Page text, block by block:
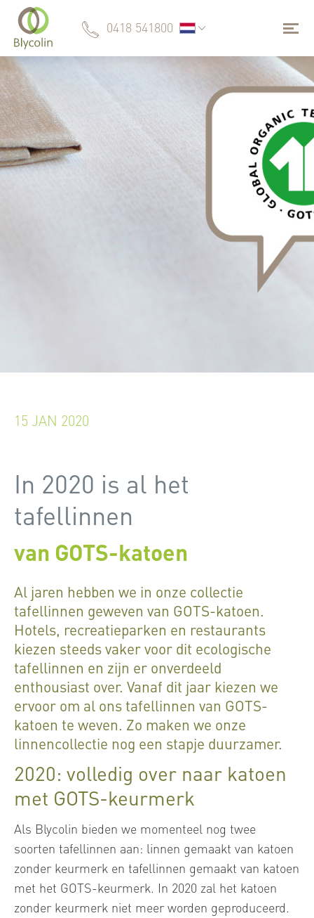
0418 541800
15 JAN 2020
In 2020 is al het
tafellinnen
van GOTS-katoen
Al jaren hebben we in onze collectie
tafellinnen geweven van GOTS-katoen.
Hotels, recreatieparken en restaurants
kiezen steeds vaker voor dit ecologische
tafellinnen en zijn er onverdeeld
enthousiast over. Vanaf dit jaar kiezen we
ervoor om al ons tafellinnen van GOTS-
katoen te weven. Zo maken we onze
linnencollectie nog een stapje duurzamer.
2020: volledig over naar katoen
met GOTS-keurmerk
Als Blycolin bieden we momenteel nog twee
soorten tafellinnen aan: linnen gemaakt van katoen
zonder keurmerk en tafellinnen gemaakt van katoen
met het GOTS-keurmerk. In 2020 zal het katoen
zonder keurmerk niet meer worden geproduceerd.